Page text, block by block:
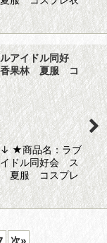
アイドル同好
果林 夏服 コ
↓ ★商品名：ラブ
イドル同好会 ス
夏服 コスプレ
次»